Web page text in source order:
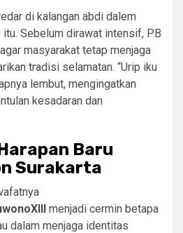
di kalangan abdi dalem
itu. Sebelum dirawat intensif, PB
masyarakat tetap menjaga
tradisi selamatan. “Urip iku
lembut, mengingatkan
kesadaran dan
Baru
Surakarta
menjadi cermin betapa
dalam menjaga identitas